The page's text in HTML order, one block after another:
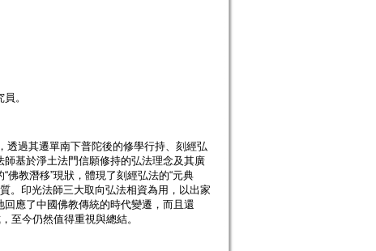
。
透過其遷單南下普陀後的修學行持、刻經弘
基於淨土法門信願修持的弘法理念及其廣
教潛移”現狀，體現了刻經弘法的“元典
。印光法師三大取向弘法相資為用，以出家
應了中國佛教傳統的時代變遷，而且還
至今仍然值得重視與總結。